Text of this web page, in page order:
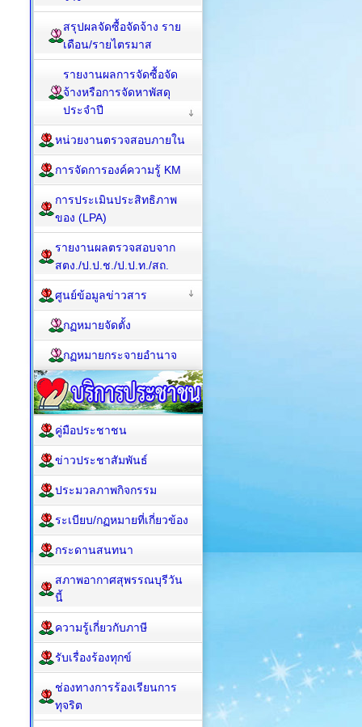
สรุปผลจัดซื้อจัดจ้าง ราย
เดือน/รายไตรมาส
รายงานผลการจัดซื้อจัด
จ้างหรือการจัดหาพัสดุ
ประจำปี
หน่วยงานตรวจสอบภายใน
การจัดการองค์ความรู้ KM
การประเมินประสิทธิภาพ
ของ (LPA)
รายงานผลตรวจสอบจาก
สตง./ป.ป.ช./ป.ป.ท./สถ.
ศูนย์ข้อมูลข่าวสาร
กฏหมายจัดตั้ง
กฏหมายกระจายอำนาจ
คู่มือประชาชน
ข่าวประชาสัมพันธ์
ประมวลภาพกิจกรรม
ระเบียบ/กฏหมายที่เกี่ยวข้อง
กระดานสนทนา
สภาพอากาศสุพรรณบุรีวัน
นี้
ความรู้เกี่ยวกับภาษี
รับเรื่องร้องทุกข์
ช่องทางการร้องเรียนการ
ทุจริต